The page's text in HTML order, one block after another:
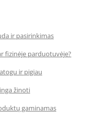
ir pasirinkimas
fizinėje parduotuvėje?
ir pigiau
žinoti
gaminamas